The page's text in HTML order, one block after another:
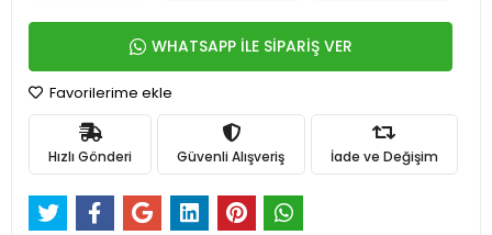
WHATSAPP İLE SİPARİŞ VER
Favorilerime ekle
Hızlı Gönderi Güvenli Alışveriş İade ve Değişim